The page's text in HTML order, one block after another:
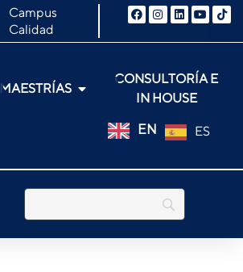
Campus
Calidad
MAESTRÍAS
CONSULTORÍA E
IN HOUSE
EN ES